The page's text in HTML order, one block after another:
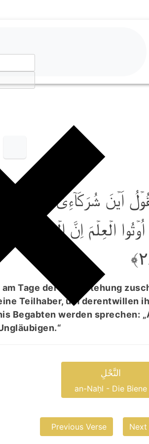
اَیۡنَ شُرَکَآءِیَ الَّذِیۡنَ کُنۡتُمۡ
الۡعِلۡمَ اِنَّ الۡخِزۡیَ الۡیَوۡمَ
am Tage der Auferstehung
Teilhaber, um derentwillen
Begabten werden sprechen:
النَّحْلِ
an-Naḥl - Die Biene
Previous Verse Next